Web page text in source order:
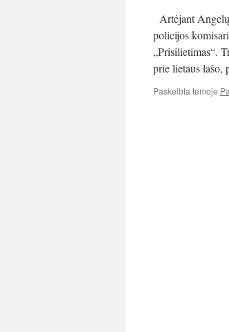
Artėjant
policijos
„Prisilietimas“.
prie lietaus lašo,
Paskelbta temoje